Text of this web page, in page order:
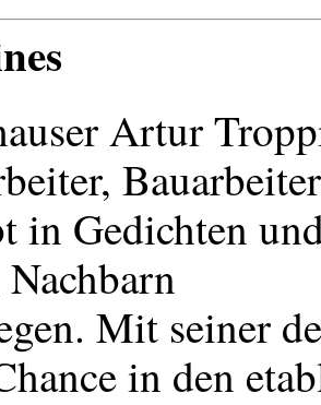
Artur
in Gedichten
Mit seiner
in den